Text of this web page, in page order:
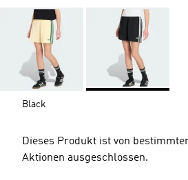
Black
Dieses Produkt ist von
Aktionen ausgeschlossen.